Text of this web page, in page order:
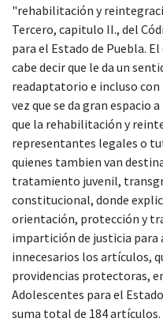
"rehabilitación y
Tercero, capitulo II., del
para el Estado de Puebla.
cabe decir que le da un
readaptatorio e incluso
vez que se da gran espacio
que la rehabilitación y
representantes legales o
quienes tambien van
tratamiento juvenil,
constitucional, donde
orientación, protección y
impartición de justicia para
innecesarios los artículos,
providencias protectoras,
Adolescentes para el
suma total de 184